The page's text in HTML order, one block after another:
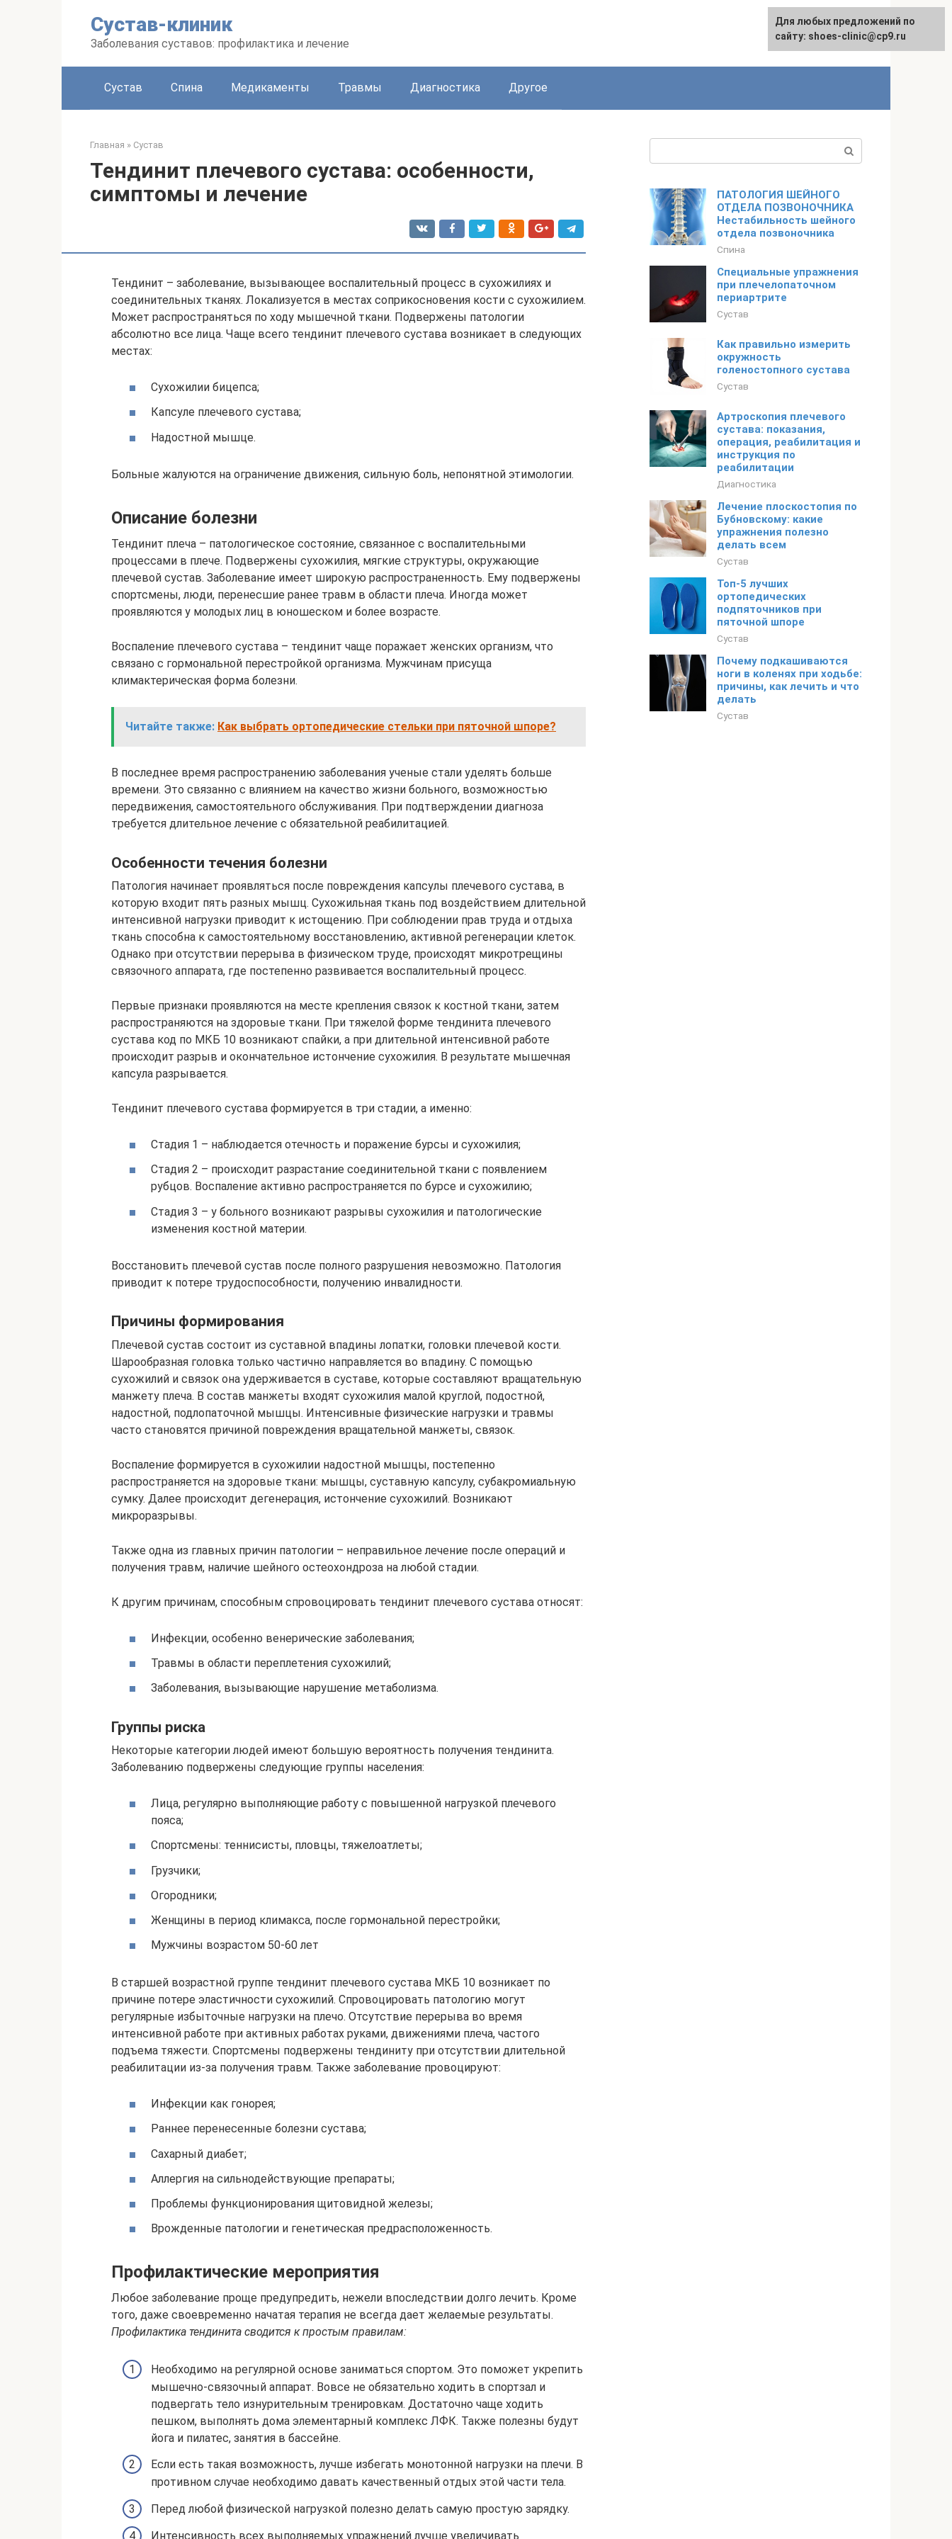
Сустав-клиник
Заболевания суставов: профилактика и лечение
Сустав Спина Медикаменты Травмы Диагностика Другое
Главная » Сустав
Тендинит плечевого сустава: особенности,
симптомы и лечение
Тендинит – заболевание, вызывающее воспалительный процесс в сухожилиях и
соединительных тканях. Локализуется в местах соприкосновения кости с сухожилием.
Может распространяться по ходу мышечной ткани. Подвержены патологии
абсолютно все лица. Чаще всего тендинит плечевого сустава возникает в следующих
местах:
Сухожилии бицепса;
Капсуле плечевого сустава;
Надостной мышце.
Больные жалуются на ограничение движения, сильную боль, непонятной этимологии.
Описание болезни
Тендинит плеча – патологическое состояние, связанное с воспалительными
процессами в плече. Подвержены сухожилия, мягкие структуры, окружающие
плечевой сустав. Заболевание имеет широкую распространенность. Ему подвержены
спортсмены, люди, перенесшие ранее травм в области плеча. Иногда может
проявляются у молодых лиц в юношеском и более возрасте.
Воспаление плечевого сустава – тендинит чаще поражает женских организм, что
связано с гормональной перестройкой организма. Мужчинам присуща
климактерическая форма болезни.
Читайте также: Как выбрать ортопедические стельки при пяточной шпоре?
В последнее время распространению заболевания ученые стали уделять больше
времени. Это связанно с влиянием на качество жизни больного, возможностью
передвижения, самостоятельного обслуживания. При подтверждении диагноза
требуется длительное лечение с обязательной реабилитацией.
Особенности течения болезни
Патология начинает проявляться после повреждения капсулы плечевого сустава, в
которую входит пять разных мышц. Сухожильная ткань под воздействием длительной
интенсивной нагрузки приводит к истощению. При соблюдении прав труда и отдыха
ткань способна к самостоятельному восстановлению, активной регенерации клеток.
Однако при отсутствии перерыва в физическом труде, происходят микротрещины
связочного аппарата, где постепенно развивается воспалительный процесс.
Первые признаки проявляются на месте крепления связок к костной ткани, затем
распространяются на здоровые ткани. При тяжелой форме тендинита плечевого
сустава код по МКБ 10 возникают спайки, а при длительной интенсивной работе
происходит разрыв и окончательное истончение сухожилия. В результате мышечная
капсула разрывается.
Тендинит плечевого сустава формируется в три стадии, а именно:
Стадия 1 – наблюдается отечность и поражение бурсы и сухожилия;
Стадия 2 – происходит разрастание соединительной ткани с появлением
рубцов. Воспаление активно распространяется по бурсе и сухожилию;
Стадия 3 – у больного возникают разрывы сухожилия и патологические
изменения костной материи.
Восстановить плечевой сустав после полного разрушения невозможно. Патология
приводит к потере трудоспособности, получению инвалидности.
Причины формирования
Плечевой сустав состоит из суставной впадины лопатки, головки плечевой кости.
Шарообразная головка только частично направляется во впадину. С помощью
сухожилий и связок она удерживается в суставе, которые составляют вращательную
манжету плеча. В состав манжеты входят сухожилия малой круглой, подостной,
надостной, подлопаточной мышцы. Интенсивные физические нагрузки и травмы
часто становятся причиной повреждения вращательной манжеты, связок.
Воспаление формируется в сухожилии надостной мышцы, постепенно
распространяется на здоровые ткани: мышцы, суставную капсулу, субакромиальную
сумку. Далее происходит дегенерация, истончение сухожилий. Возникают
микроразрывы.
Также одна из главных причин патологии – неправильное лечение после операций и
получения травм, наличие шейного остеохондроза на любой стадии.
К другим причинам, способным спровоцировать тендинит плечевого сустава относят:
Инфекции, особенно венерические заболевания;
Травмы в области переплетения сухожилий;
Заболевания, вызывающие нарушение метаболизма.
Группы риска
Некоторые категории людей имеют большую вероятность получения тендинита.
Заболеванию подвержены следующие группы населения:
Лица, регулярно выполняющие работу с повышенной нагрузкой плечевого
пояса;
Спортсмены: теннисисты, пловцы, тяжелоатлеты;
Грузчики;
Огородники;
Женщины в период климакса, после гормональной перестройки;
Мужчины возрастом 50-60 лет
В старшей возрастной группе тендинит плечевого сустава МКБ 10 возникает по
причине потере эластичности сухожилий. Спровоцировать патологию могут
регулярные избыточные нагрузки на плечо. Отсутствие перерыва во время
интенсивной работе при активных работах руками, движениями плеча, частого
подъема тяжести. Спортсмены подвержены тендиниту при отсутствии длительной
реабилитации из-за получения травм. Также заболевание провоцируют:
Инфекции как гонорея;
Раннее перенесенные болезни сустава;
Сахарный диабет;
Аллергия на сильнодействующие препараты;
Проблемы функционирования щитовидной железы;
Врожденные патологии и генетическая предрасположенность.
Профилактические мероприятия
Любое заболевание проще предупредить, нежели впоследствии долго лечить. Кроме
того, даже своевременно начатая терапия не всегда дает желаемые результаты.
Профилактика тендинита сводится к простым правилам:
Необходимо на регулярной основе заниматься спортом. Это поможет укрепить
мышечно-связочный аппарат. Вовсе не обязательно ходить в спортзал и
подвергать тело изнурительным тренировкам. Достаточно чаще ходить
пешком, выполнять дома элементарный комплекс ЛФК. Также полезны будут
йога и пилатес, занятия в бассейне.
Если есть такая возможность, лучше избегать монотонной нагрузки на плечи. В
противном случае необходимо давать качественный отдых этой части тела.
Перед любой физической нагрузкой полезно делать самую простую зарядку.
Интенсивность всех выполняемых упражнений лучше увеличивать
ПАТОЛОГИЯ ШЕЙНОГО
ОТДЕЛА ПОЗВОНОЧНИКА
Нестабильность шейного
отдела позвоночника
Спина
Специальные упражнения
при плечелопаточном
периартрите
Сустав
Как правильно измерить
окружность
голеностопного сустава
Сустав
Артроскопия плечевого
сустава: показания,
операция, реабилитация и
инструкция по
реабилитации
Диагностика
Лечение плоскостопия по
Бубновскому: какие
упражнения полезно
делать всем
Сустав
Топ-5 лучших
ортопедических
подпяточников при
пяточной шпоре
Сустав
Почему подкашиваются
ноги в коленях при ходьбе:
причины, как лечить и что
делать
Сустав
Для любых предложений по
сайту: shoes-clinic@cp9.ru